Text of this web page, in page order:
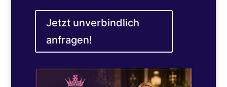
Jetzt unverbindlich
anfragen!